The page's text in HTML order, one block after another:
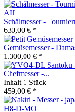
Schälmesser -
630,00 € *
Gemüsemesser -
1.300,00 € *
Chefmesser -...
Inhalt 1 Stück
459,00 € *